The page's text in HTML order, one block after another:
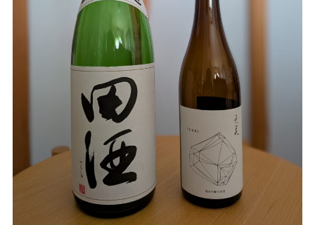
プライバシーポリシー｜サイトマップ トップページ
©speaks-test.